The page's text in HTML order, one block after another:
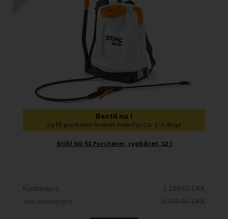
Bestil nu !
og få produktet leveret indenfor Ca. 1-4 dage
Stihl SG 51 Forstøver, rygbåret, 12 l
Kontantpris
1.109,00 DKK
Vejl. udsalgspris
1.210,00 DKK